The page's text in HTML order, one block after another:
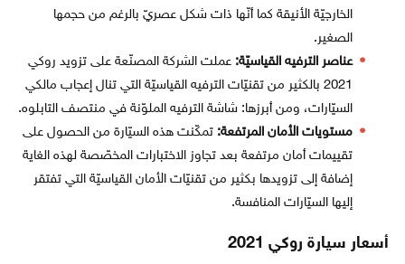
الخارجيّة الأنيقة كما أنّها ذات شكل عصريّ بالرغم من حجمها
الصغير.
عناصر الترفيه القياسيّة: عملت الشركة المصنّعة على تزويد روكي
2021 بالكثير من تقنيّات الترفيه القياسيّة التي تنال إعجاب مالكي
السيّارات، ومن أبرزها: شاشة الترفيه الملوّنة في منتصف التابلوه.
مستويات الأمان المرتفعة: تمكّنت هذه السيّارة من الحصول على
تقييمات أمان مرتفعة بعد تجاوز الاختبارات المخصّصة لهذه الغاية
إضافة إلى تزويدها بكثير من تقنيّات الأمان القياسيّة التي تفتقر
إليها السيّارات المنافسة.
أسعار سيارة روكي 2021